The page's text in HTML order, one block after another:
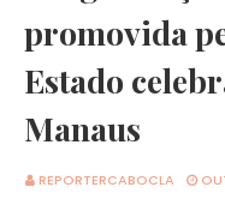
promovida
Estado
Manaus
REPORTERCABOCLA